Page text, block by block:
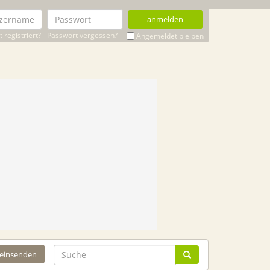
anmelden
registriert? Passwort vergessen? Angemeldet bleiben